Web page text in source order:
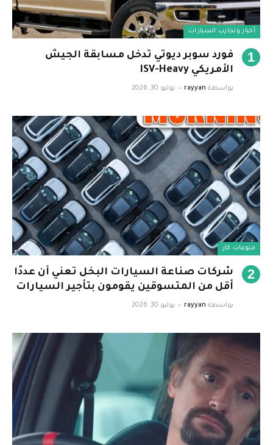
أخبار وتجارب السيارات
فورد سوبر ديوتي تدخل مسابقة الجيش
الأمريكي ISV-Heavy
بواسطة rayyan يوليو 30, 2026
منوعات كار
شركات صناعة السيارات البخل تعني أن عددًا
أقل من المتسوقين يقومون بتأجير السيارات
بواسطة rayyan يوليو 30, 2026